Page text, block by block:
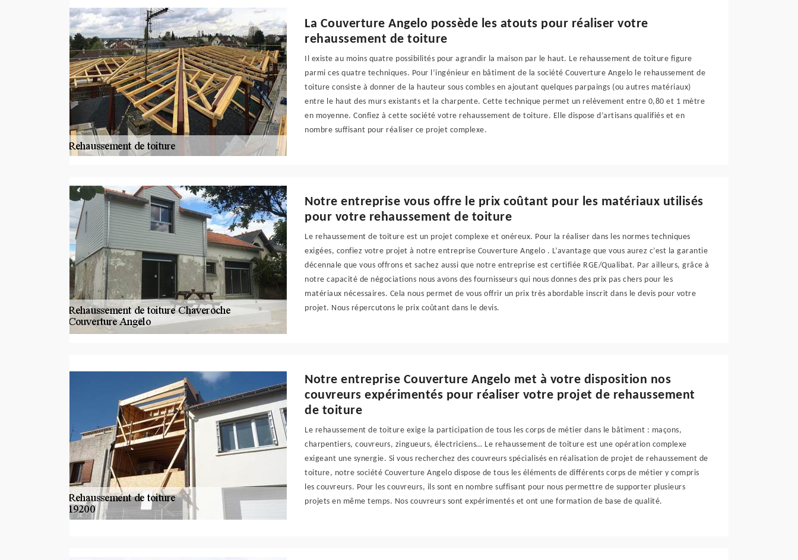
La Couverture Angelo possède les atouts pour réaliser votre
rehaussement de toiture
Il existe au moins quatre possibilités pour agrandir la maison par le haut. Le rehaussement de toiture figure
parmi ces quatre techniques. Pour l’ingénieur en bâtiment de la société Couverture Angelo le rehaussement de
toiture consiste à donner de la hauteur sous combles en ajoutant quelques parpaings (ou autres matériaux)
entre le haut des murs existants et la charpente. Cette technique permet un relèvement entre 0,80 et 1 mètre
en moyenne. Confiez à cette société votre rehaussement de toiture. Elle dispose d’artisans qualifiés et en
nombre suffisant pour réaliser ce projet complexe.
Notre entreprise vous offre le prix coûtant pour les matériaux utilisés
pour votre rehaussement de toiture
Le rehaussement de toiture est un projet complexe et onéreux. Pour la réaliser dans les normes techniques
exigées, confiez votre projet à notre entreprise Couverture Angelo . L’avantage que vous aurez c’est la garantie
décennale que vous offrons et sachez aussi que notre entreprise est certifiée RGE/Qualibat. Par ailleurs, grâce à
notre capacité de négociations nous avons des fournisseurs qui nous donnes des prix pas chers pour les
matériaux nécessaires. Cela nous permet de vous offrir un prix très abordable inscrit dans le devis pour votre
projet. Nous répercutons le prix coûtant dans le devis.
Notre entreprise Couverture Angelo met à votre disposition nos
couvreurs expérimentés pour réaliser votre projet de rehaussement
de toiture
Le rehaussement de toiture exige la participation de tous les corps de métier dans le bâtiment : maçons,
charpentiers, couvreurs, zingueurs, électriciens… Le rehaussement de toiture est une opération complexe
exigeant une synergie. Si vous recherchez des couvreurs spécialisés en réalisation de projet de rehaussement de
toiture, notre société Couverture Angelo dispose de tous les éléments de différents corps de métier y compris
les couvreurs. Pour les couvreurs, ils sont en nombre suffisant pour nous permettre de supporter plusieurs
projets en même temps. Nos couvreurs sont expérimentés et ont une formation de base de qualité.